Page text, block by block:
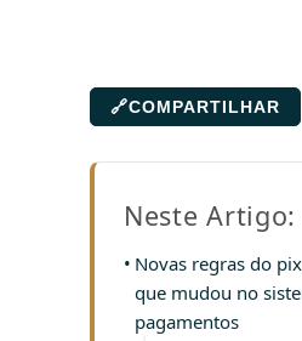
🔗COMPARTILHAR
Neste Artigo:
Novas regras do
que mudou no
pagamentos